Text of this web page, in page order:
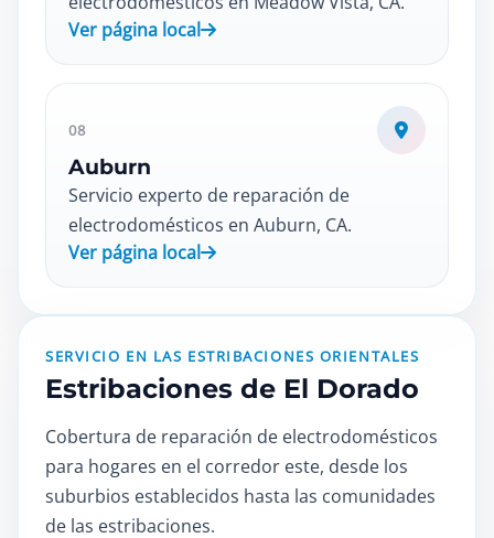
Ver página local
08
Auburn
Servicio experto de reparación de
electrodomésticos en Auburn, CA.
Ver página local
SERVICIO EN LAS ESTRIBACIONES ORIENTALES
Estribaciones de El Dorado
Cobertura de reparación de electrodomésticos
para hogares en el corredor este, desde los
suburbios establecidos hasta las comunidades
de las estribaciones.